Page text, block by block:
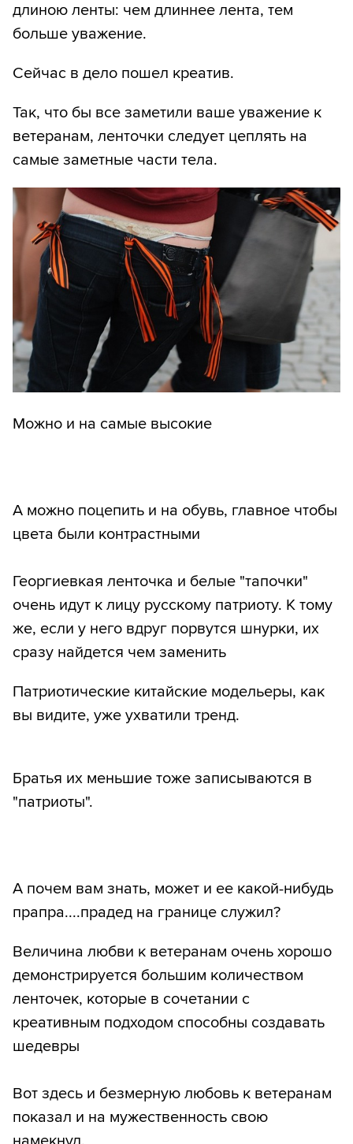
длиною ленты: чем длиннее лента, тем
больше уважение.
Сейчас в дело пошел креатив.
Так, что бы все заметили ваше уважение к
ветеранам, ленточки следует цеплять на
самые заметные части тела.
Можно и на самые высокие
А можно поцепить и на обувь, главное чтобы
цвета были контрастными
Георгиевкая ленточка и белые "тапочки"
очень идут к лицу русскому патриоту. К тому
же, если у него вдруг порвутся шнурки, их
сразу найдется чем заменить
Патриотические китайские модельеры, как
вы видите, уже ухватили тренд.
Братья их меньшие тоже записываются в
"патриоты".
А почем вам знать, может и ее какой-нибудь
прапра....прадед на границе служил?
Величина любви к ветеранам очень хорошо
демонстрируется большим количеством
ленточек, которые в сочетании с
креативным подходом способны создавать
шедевры
Вот здесь и безмерную любовь к ветеранам
показал и на мужественность свою